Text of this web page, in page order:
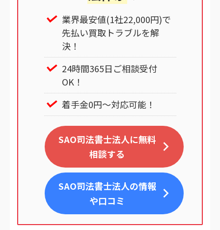
業界最安値(1社22,000円)で
先払い買取トラブルを解
決！
24時間365日ご相談受付
OK！
着手金0円～対応可能！
SAO司法書士法人に無料
相談する
SAO司法書士法人の情報
や口コミ